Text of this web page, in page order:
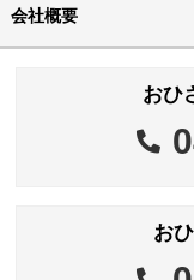
会社概要
おひ
お